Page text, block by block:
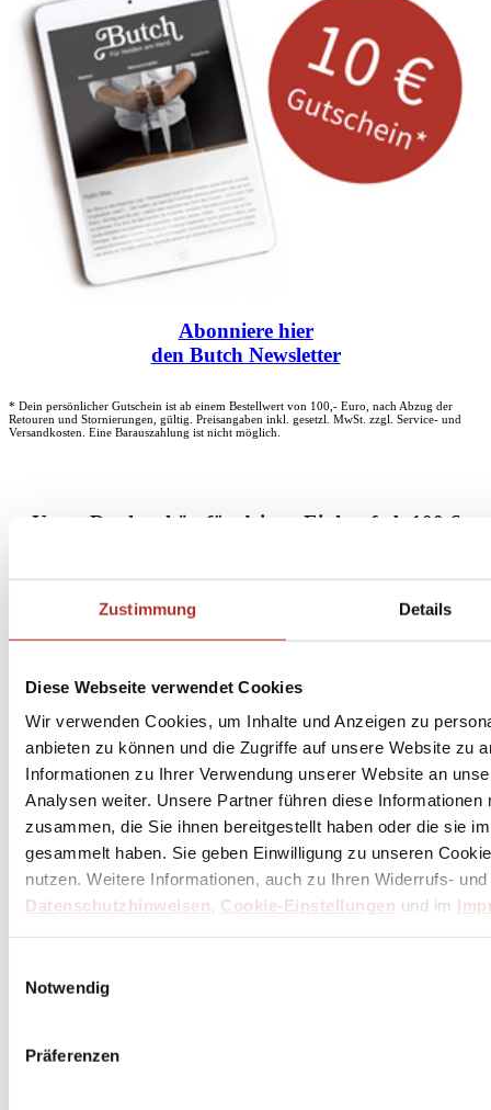
Zustimmung Details
Diese Webseite verwendet Cookies
Wir verwenden Cookies, um Inhalte und Anzeigen zu
anbieten zu können und die Zugriffe auf unsere Website zu
Informationen zu Ihrer Verwendung unserer Website an
Analysen weiter. Unsere Partner führen diese
zusammen, die Sie ihnen bereitgestellt haben oder die sie
gesammelt haben. Sie geben Einwilligung zu unseren
nutzen. Weitere Informationen, auch zu Ihren Widerrufs-
Datenschutzhinweisen, Cookie-Einstellungen und im
Notwendig
Präferenzen
Abonniere hier
den Butch Newsletter
* Dein persönlicher Gutschein ist ab einem Bestellwert von 100,- Euro, nach Abzug der
Retouren und Stornierungen, gültig. Preisangaben inkl. gesetzl. MwSt. zzgl. Service- und
Versandkosten. Eine Barauszahlung ist nicht möglich.
Unser Dankeschön für deinen Einkauf ab 100 €